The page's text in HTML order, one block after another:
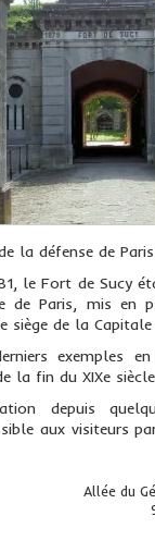
la défense de Paris
le Fort de Sucy
de Paris, mis en
siège de la
exemples
la fin du XIXe
depuis
aux visiteurs
Allée du